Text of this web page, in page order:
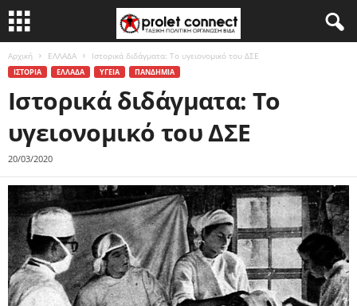
Αρχική ΕΛΛΑΔΑ Ιστορικά διδάγματα: Το υγειονομικό του ΔΣΕ
ΙΣΤΟΡΙΑ ΕΛΛΑΔΑ ΥΓΕΙΑ ΠΑΝΔΗΜΙΑ
Ιστορικά διδάγματα: Το
υγειονομικό του ΔΣΕ
20/03/2020